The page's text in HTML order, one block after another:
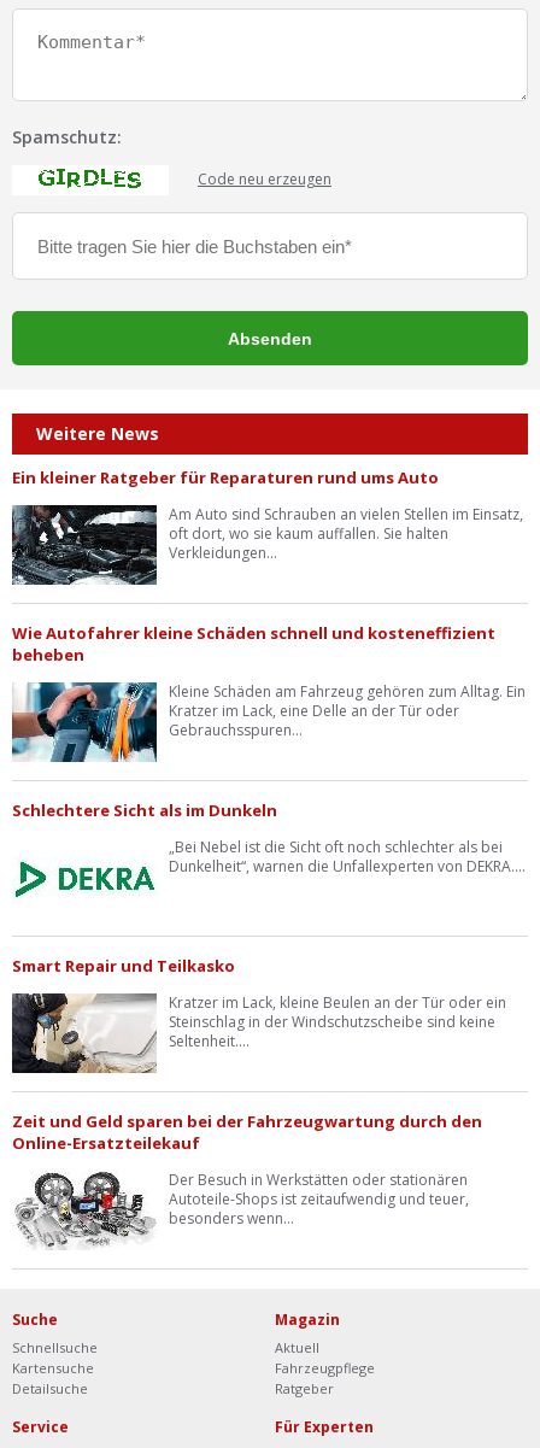
Spamschutz:
Code neu erzeugen
Weitere News
Ein kleiner Ratgeber für Reparaturen rund ums Auto
Am Auto sind Schrauben an vielen Stellen im Einsatz,
oft dort, wo sie kaum auffallen. Sie halten
Verkleidungen...
Wie Autofahrer kleine Schäden schnell und kosteneffizient
beheben
Kleine Schäden am Fahrzeug gehören zum Alltag. Ein
Kratzer im Lack, eine Delle an der Tür oder
Gebrauchsspuren...
Schlechtere Sicht als im Dunkeln
„Bei Nebel ist die Sicht oft noch schlechter als bei
Dunkelheit“, warnen die Unfallexperten von DEKRA....
Smart Repair und Teilkasko
Kratzer im Lack, kleine Beulen an der Tür oder ein
Steinschlag in der Windschutzscheibe sind keine
Seltenheit....
Zeit und Geld sparen bei der Fahrzeugwartung durch den
Online-Ersatzteilekauf
Der Besuch in Werkstätten oder stationären
Autoteile-Shops ist zeitaufwendig und teuer,
besonders wenn...
Suche
Schnellsuche
Kartensuche
Detailsuche
Magazin
Aktuell
Fahrzeugpflege
Ratgeber
Service Für Experten